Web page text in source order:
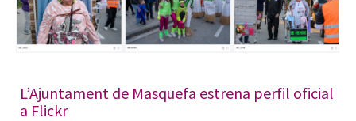
L’Ajuntament de Masquefa estrena perfil oficial
a Flickr